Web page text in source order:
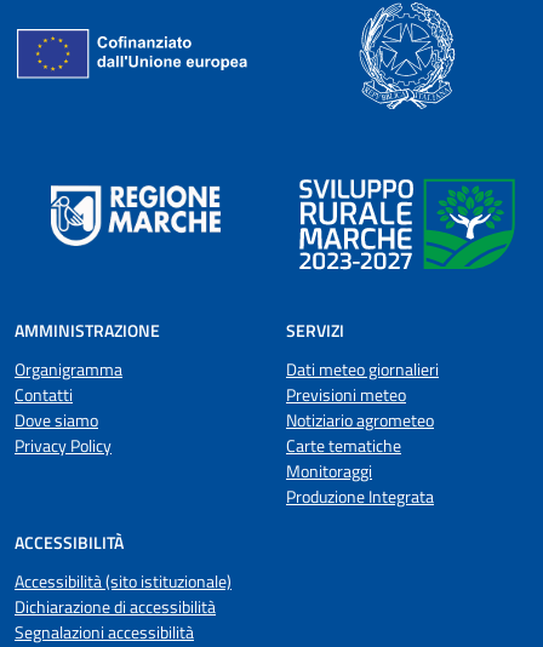
AMMINISTRAZIONE
Organigramma
Contatti
Dove siamo
Privacy Policy
SERVIZI
Dati meteo giornalieri
Previsioni meteo
Notiziario agrometeo
Carte tematiche
Monitoraggi
Produzione Integrata
ACCESSIBILITÀ
Accessibilità (sito istituzionale)
Dichiarazione di accessibilità
Segnalazioni accessibilità